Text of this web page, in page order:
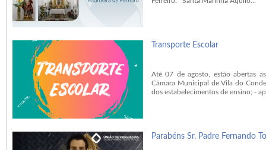
Transporte Escolar
Até 07 de agosto, estão abertas
Câmara Municipal de Vila do
dos estabelecimentos de ensino; -
Parabéns Sr. Padre Fernando